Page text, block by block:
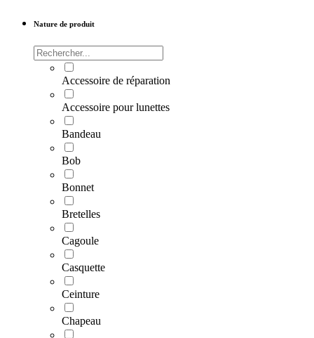
Nature de produit
Accessoire de réparation
Accessoire pour lunettes
Bandeau
Bob
Bonnet
Bretelles
Cagoule
Casquette
Ceinture
Chapeau